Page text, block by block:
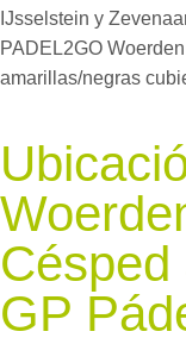
IJsselstein y
PADEL2GO
amarillas/negras
Césped
GP